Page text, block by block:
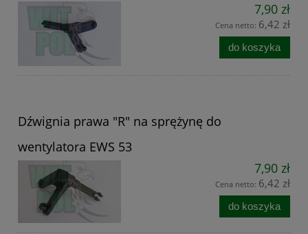
7,90 zł
Cena netto: 6,42 zł
do koszyka
Dźwignia prawa "R" na sprężynę do
wentylatora EWS 53
7,90 zł
Cena netto: 6,42 zł
do koszyka